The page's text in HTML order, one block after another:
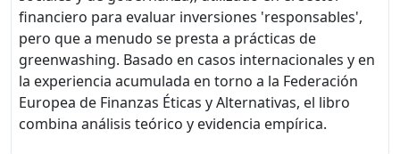
financiero para evaluar inversiones 'responsables',
pero que a menudo se presta a prácticas de
greenwashing. Basado en casos internacionales y en
la experiencia acumulada en torno a la Federación
Europea de Finanzas Éticas y Alternativas, el libro
combina análisis teórico y evidencia empírica.